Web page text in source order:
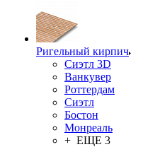
Ригельный кирпич
Сиэтл 3D
Ванкувер
Роттердам
Сиэтл
Бостон
Монреаль
+ ЕЩЕ 3